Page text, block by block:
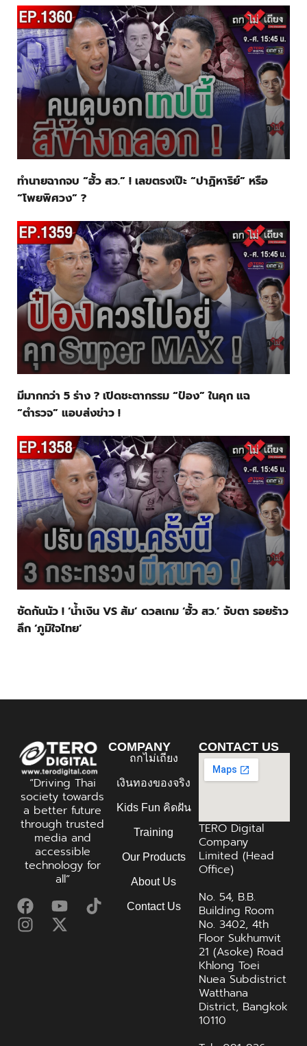
ทำนายฉากจบ “ฮั้ว สว.” ! เลขตรงเป๊ะ “ปาฏิหาริย์” หรือ
“โพยพิศวง” ?
มีมากกว่า 5 ร่าง ? เปิดชะตากรรม “ป๋อง” ในคุก แฉ
“ตำรวจ” แอบส่งข่าว !
ซัดกันนัว ! ‘น้ำเงิน VS ส้ม’ ดวลเกม ‘ฮั้ว สว.’ จับตา รอยร้าว
ลึก ‘ภูมิใจไทย’
“Driving Thai
society towards
a better future
through trusted
media and
accessible
technology for
all”
COMPANY
ถกไม่เถียง
เงินทองของจริง
Kids Fun คิดฝัน
Training
Our Products
About Us
Contact Us
CONTACT US
TERO Digital
Company
Limited (Head
Office)
No. 54, B.B.
Building Room
No. 3402, 4th
Floor Sukhumvit
21 (Asoke) Road
Khlong Toei
Nuea Subdistrict
Watthana
District, Bangkok
10110